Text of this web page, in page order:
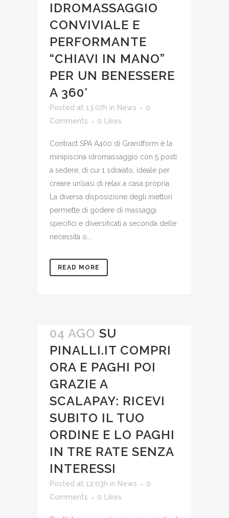
IDROMASSAGGIO
CONVIVIALE E
PERFORMANTE
“CHIAVI IN MANO”
PER UN BENESSERE
A 360°
Posted at 13:07h in News
0
Comments
0 Likes
Contract SPA A400 di Grandform è la
minipiscina idromassaggio con 5 posti
a sedere, di cui 1 sdraiato, ideale per
creare un’oasi di relax a casa propria.
La diversa disposizione degli iniettori
permette di godere di massaggi
specifici e diversificati a seconda delle
necessità o...
READ MORE
04 AGO SU
PINALLI.IT COMPRI
ORA E PAGHI POI
GRAZIE A
SCALAPAY: RICEVI
SUBITO IL TUO
ORDINE E LO PAGHI
IN TRE RATE SENZA
INTERESSI
Posted at 12:03h in News
0
Comments
0 Likes